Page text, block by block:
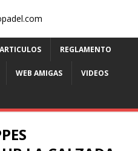
ARTICULOS REGLAMENTO
WEB AMIGAS VIDEOS